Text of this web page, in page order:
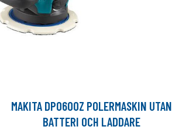
MAKITA DPO600Z POLERMASKIN UTAN
BATTERI OCH LADDARE